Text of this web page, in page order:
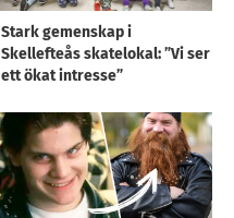
Stark gemenskap i
Skellefteås skatelokal: ”Vi ser
ett ökat intresse”